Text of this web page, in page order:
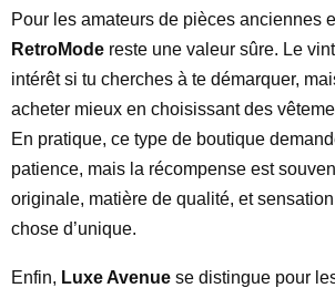
Pour les amateurs de pièces anciennes
RetroMode reste une valeur sûre. Le
intérêt si tu cherches à te démarquer,
acheter mieux en choisissant des
En pratique, ce type de boutique
patience, mais la récompense est
originale, matière de qualité, et
chose d’unique.
Enfin, Luxe Avenue se distingue pour